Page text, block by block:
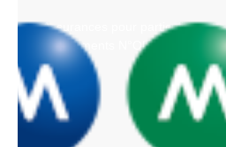
- Assurances pour particuliers et
et Placements N°ORIAS